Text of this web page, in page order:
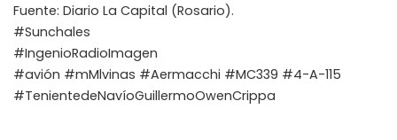
Fuente: Diario La Capital (Rosario).
#Sunchales
#IngenioRadioImagen
#avión #mMlvinas #Aermacchi #MC339 #4-A-115
#TenientedeNavíoGuillermoOwenCrippa